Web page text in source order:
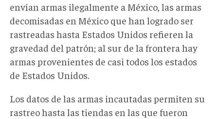
envían armas ilegalmente a México, las armas
decomisadas en México que han logrado ser
rastreadas hasta Estados Unidos refieren la
gravedad del patrón; al sur de la frontera hay
armas provenientes de casi todos los estados
de Estados Unidos.
Los datos de las armas incautadas permiten su
rastreo hasta las tiendas en las que fueron